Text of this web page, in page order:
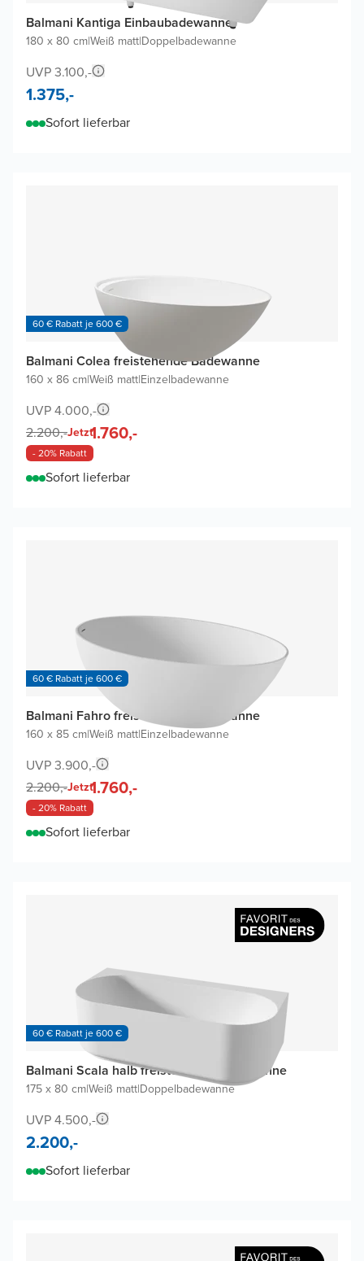
Balmani Kantiga Einbaubadewanne
180 x 80 cm|Weiß matt|Doppelbadewanne
UVP 3.100,-
1.375,-
Sofort lieferbar
60 € Rabatt je 600 €
Balmani Colea freistehende Badewanne
160 x 86 cm|Weiß matt|Einzelbadewanne
UVP 4.000,-
2.200,-Jetzt1.760,-
- 20% Rabatt
Sofort lieferbar
60 € Rabatt je 600 €
Balmani Fahro freistehende Badewanne
160 x 85 cm|Weiß matt|Einzelbadewanne
UVP 3.900,-
2.200,-Jetzt1.760,-
- 20% Rabatt
Sofort lieferbar
60 € Rabatt je 600 €
Balmani Scala halb freistehende Badewanne
175 x 80 cm|Weiß matt|Doppelbadewanne
UVP 4.500,-
2.200,-
Sofort lieferbar